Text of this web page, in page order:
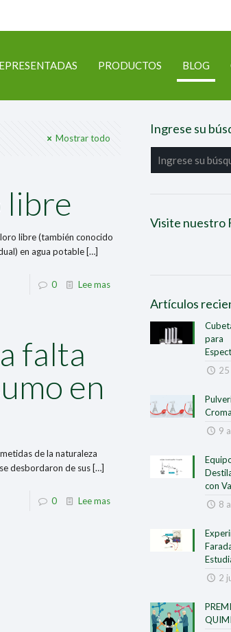
PRODUCTOS BLOG
Mostrar todo
libre
libre (también conocido
en agua potable […]
0 Lee mas
falta
en
de la naturaleza
desbordaron de sus […]
0 Lee mas
Ingrese su
Visite nuestro
Artículos
para
9
con
8
2